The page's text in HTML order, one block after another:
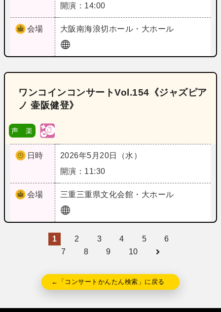
開演：14:00
会場 大阪南海浪切ホール・大ホール
ワンコインコンサートVol.154《ジャズピア
ノ 壷阪健登》
声 楽
日時
2026年5月20日（水）
開演：11:30
会場 三重三重県文化会館・大ホール
1 2 3 4 5
6
7
8 9 10
←「コンサートかんたん検索」に戻る